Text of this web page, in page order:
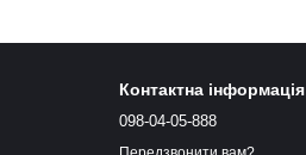
Контактна інформація
098-04-05-888